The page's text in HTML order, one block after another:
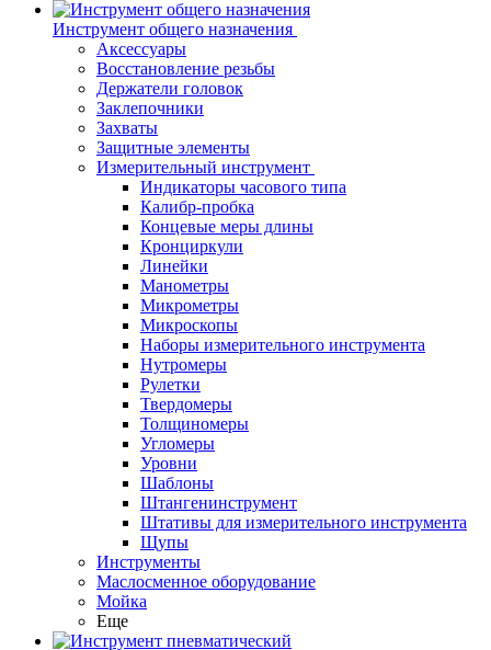
Инструмент общего назначения
Аксессуары
Восстановление резьбы
Держатели головок
Заклепочники
Захваты
Защитные элементы
Измерительный инструмент
Индикаторы часового типа
Калибр-пробка
Концевые меры длины
Кронциркули
Линейки
Манометры
Микрометры
Микроскопы
Наборы измерительного инструмента
Нутромеры
Рулетки
Твердомеры
Толщиномеры
Угломеры
Уровни
Шаблоны
Штангенинструмент
Штативы для измерительного инструмента
Щупы
Инструменты
Маслосменное оборудование
Мойка
Еще